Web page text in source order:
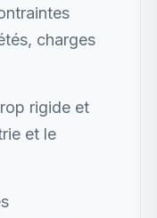
charges
rigide et
et le